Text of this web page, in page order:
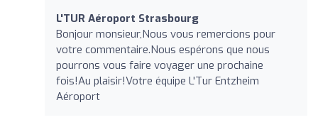
L'TUR Aéroport Strasbourg
Bonjour monsieur,Nous vous remercions pour
votre commentaire.Nous espérons que nous
pourrons vous faire voyager une prochaine
fois!Au plaisir!Votre équipe L'Tur Entzheim
Aéroport